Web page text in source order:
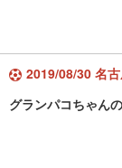
2019/08/30 名
グランパコちゃん